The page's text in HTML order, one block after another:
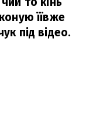
їївже
під відео.